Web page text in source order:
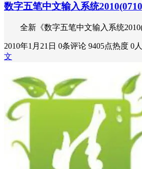
数字五笔中文输入系统
全新《数字五笔中文输入系统
2010年1月21日 0条评论 9405点热度 0
文